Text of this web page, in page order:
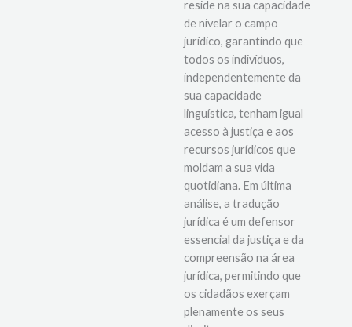
conhecem outra língua
reside na sua capacidade
de nivelar o campo
jurídico, garantindo que
todos os indivíduos,
independentemente da
sua capacidade
linguística, tenham igual
acesso à justiça e aos
recursos jurídicos que
moldam a sua vida
quotidiana. Em última
análise, a tradução
jurídica é um defensor
essencial da justiça e da
compreensão na área
jurídica, permitindo que
os cidadãos exerçam